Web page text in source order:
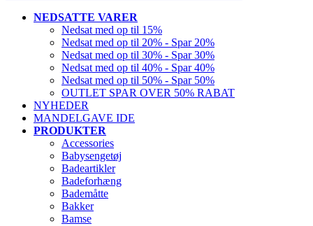
NEDSATTE VARER
Nedsat med op til 15%
Nedsat med op til 20% - Spar 20%
Nedsat med op til 30% - Spar 30%
Nedsat med op til 40% - Spar 40%
Nedsat med op til 50% - Spar 50%
OUTLET SPAR OVER 50% RABAT
NYHEDER
MANDELGAVE IDE
PRODUKTER
Accessories
Babysengetøj
Badeartikler
Badeforhæng
Bademåtte
Bakker
Bamse